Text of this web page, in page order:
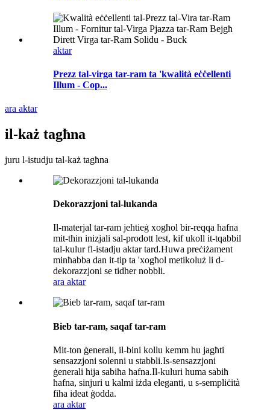
aktar
Prezz tal-virga tar-ram ta 'kwalità eċċellenti
Illum - Cop...
ara aktar
il-każ tagħna
juru l-istudju tal-każ tagħna
Dekorazzjoni tal-lukanda
Il-materjal tar-ram jeħtieġ xogħol bir-reqqa ħafna
mit-tħin inizjali sal-prodott lest, kif ukoll it-tqabbil
tal-kulur fl-istadju aktar tard.Huwa preċiżament
minħabba dan it-tip ta 'xogħol metikoluż li d-
dekorazzjoni se tidher nobbli.
ara aktar
Bieb tar-ram, saqaf tar-ram
Mit-ton ġenerali, il-bini kollu kemm hu jagħti
sensazzjoni solenni u stabbli.Is-sensazzjoni
ġenerali hija sabiħa ħafna.Il-kuluri huma sabiħ
ħafna, sinjuri u kalmi iżda eleganti, u s-sempliċità
fiha ideat ġodda.
ara aktar